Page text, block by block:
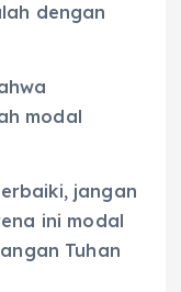
dengan
modal
jangan
ini modal
Tuhan